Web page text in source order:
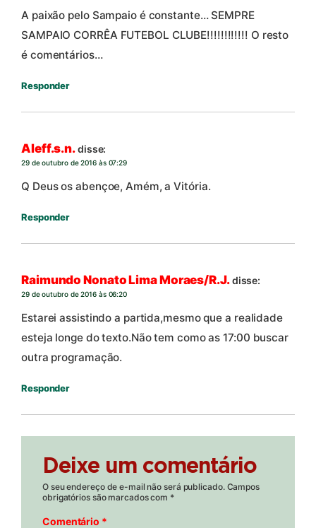
A paixão pelo Sampaio é constante… SEMPRE
SAMPAIO CORRÊA FUTEBOL CLUBE!!!!!!!!!!!! O resto
é comentários…
Responder
Aleff.s.n.disse:
29 de outubro de 2016 às 07:29
Q Deus os abençoe, Amém, a Vitória.
Responder
Raimundo Nonato Lima Moraes/R.J.disse:
29 de outubro de 2016 às 06:20
Estarei assistindo a partida,mesmo que a realidade
esteja longe do texto.Não tem como as 17:00 buscar
outra programação.
Responder
Deixe um comentário
O seu endereço de e-mail não será publicado. Campos
obrigatórios são marcados com *
Comentário *